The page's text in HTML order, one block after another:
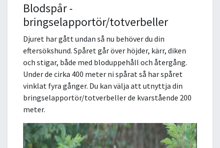
Blodspår -
bringselapportör/totverbeller
Djuret har gått undan så nu behöver du din
eftersökshund. Spåret går över höjder, kärr, diken
och stigar, både med bloduppehåll och återgång.
Under de cirka 400 meter ni spårat så har spåret
vinklat fyra gånger. Du kan välja att utnyttja din
bringselapportör/totverbeller de kvarstående 200
meter.